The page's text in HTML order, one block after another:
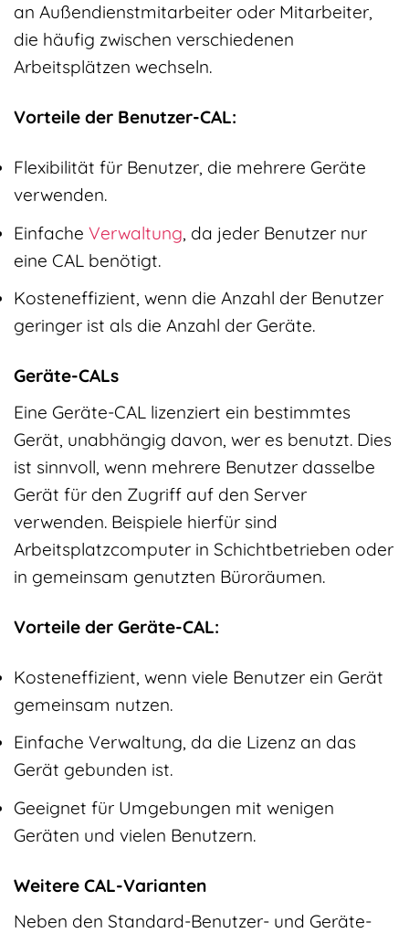
an Außendienstmitarbeiter oder Mitarbeiter,
die häufig zwischen verschiedenen
Arbeitsplätzen wechseln.
Vorteile der Benutzer-CAL:
Flexibilität für Benutzer, die mehrere Geräte
verwenden.
Einfache Verwaltung, da jeder Benutzer nur
eine CAL benötigt.
Kosteneffizient, wenn die Anzahl der Benutzer
geringer ist als die Anzahl der Geräte.
Geräte-CALs
Eine Geräte-CAL lizenziert ein bestimmtes
Gerät, unabhängig davon, wer es benutzt. Dies
ist sinnvoll, wenn mehrere Benutzer dasselbe
Gerät für den Zugriff auf den Server
verwenden. Beispiele hierfür sind
Arbeitsplatzcomputer in Schichtbetrieben oder
in gemeinsam genutzten Büroräumen.
Vorteile der Geräte-CAL:
Kosteneffizient, wenn viele Benutzer ein Gerät
gemeinsam nutzen.
Einfache Verwaltung, da die Lizenz an das
Gerät gebunden ist.
Geeignet für Umgebungen mit wenigen
Geräten und vielen Benutzern.
Weitere CAL-Varianten
Neben den Standard-Benutzer- und Geräte-